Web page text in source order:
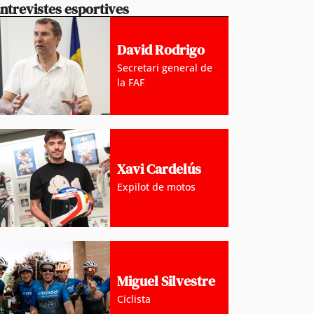
esportives
David Rodrigo
Secretari general de
la FAF
Xavi Cardelús
Expilot de motos
Miguel Silvestre
Ciclista